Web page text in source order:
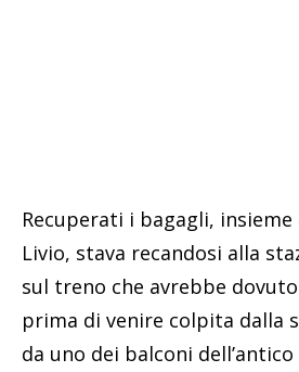
Recuperati i bagagli,
Livio, stava recandosi alla
sul treno che avrebbe
prima di venire colpita dalla
da uno dei balconi